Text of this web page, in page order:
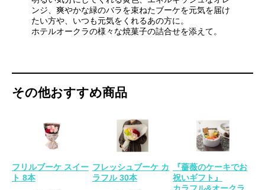
ンジ、爽やかな緑のバラを束ねたブーケを元気を届け
たい方や、いつも元気をくれるあの方に。
ホテルオークラの様々な焼菓子の詰合せを添えて。
その他おすすめ商品
フリルブーケ スイー
ト 8本
フレッシュブーケ カ
ラフル 30本
『薔薇のケーキでお
祝いギフト』